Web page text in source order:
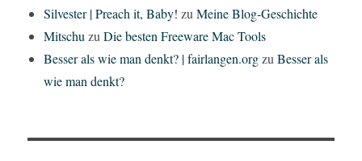
Silvester | Preach it, Baby! zuMeine Blog-Geschichte
Mitschu zuDie besten Freeware Mac Tools
Besser als wie man denkt? | fairlangen.orgzuBesser als
wie man denkt?